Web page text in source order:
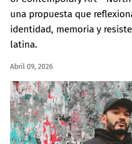
una propuesta que
identidad, memoria y
latina.
Abril 09, 2026